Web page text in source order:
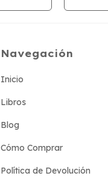
Navegación
Inicio
Libros
Blog
Cómo Comprar
Política de Devolución